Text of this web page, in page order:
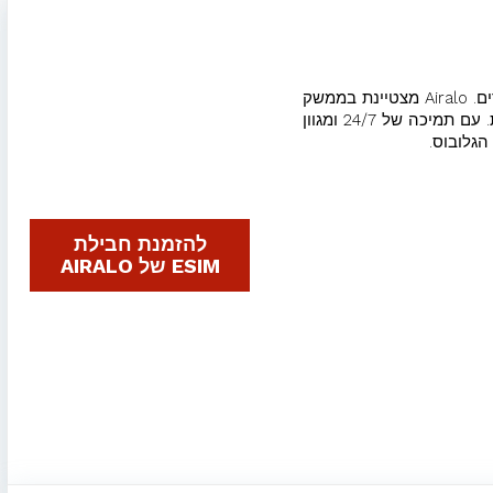
חנות ה-eSIM הראשונה והגדולה בעולם, המשרתת מיליוני משתמשים עם כיסוי נרחב ב-200+ מדינות ואזורים. Airalo מצטיינת בממשק
ידידותי להפליא המאפשר רכישה והפעלה מיידית של חבילות מקומיות, אזוריות (כמו כל אירופה) או גלובליות. עם תמיכה של 24/7 ומגוון
להזמנת חבילת
ESIM של AIRALO